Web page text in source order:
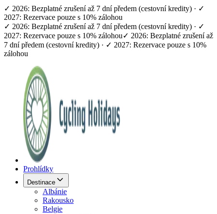
✓ 2026: Bezplatné zrušení až 7 dní předem (cestovní kredity) · ✓
2027: Rezervace pouze s 10% zálohou
✓ 2026: Bezplatné zrušení až 7 dní předem (cestovní kredity) · ✓
2027: Rezervace pouze s 10% zálohou✓ 2026: Bezplatné zrušení až
7 dní předem (cestovní kredity) · ✓ 2027: Rezervace pouze s 10%
zálohou
Prohlídky
Destinace
Albánie
Rakousko
Belgie